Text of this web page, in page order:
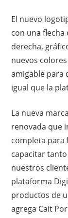
El nuevo
con una flecha
derecha,
nuevos
amigable para
igual que la
La nueva
renovada que
completa para
capacitar
nuestros
plataforma
productos de
agrega Cait